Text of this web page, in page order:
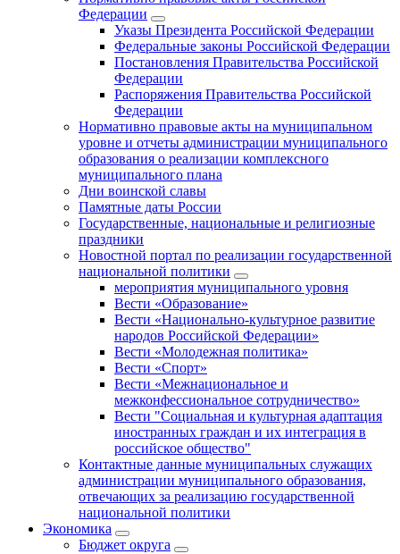
Федерации
Указы Президента Российской Федерации
Федеральные законы Российской Федерации
Постановления Правительства Российской
Федерации
Распоряжения Правительства Российской
Федерации
Нормативно правовые акты на муниципальном
уровне и отчеты администрации муниципального
образования о реализации комплексного
муниципального плана
Дни воинской славы
Памятные даты России
Государственные, национальные и религиозные
праздники
Новостной портал по реализации государственной
национальной политики
мероприятия муниципального уровня
Вести «Образование»
Вести «Национально-культурное развитие
народов Российской Федерации»
Вести «Молодежная политика»
Вести «Спорт»
Вести «Межнациональное и
межконфессиональное сотрудничество»
Вести "Социальная и культурная адаптация
иностранных граждан и их интеграция в
российское общество"
Контактные данные муниципальных служащих
администрации муниципального образования,
отвечающих за реализацию государственной
национальной политики
Экономика
Бюджет округa